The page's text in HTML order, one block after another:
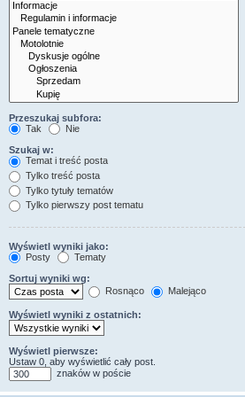
Przeszukaj subfora:
Tak
Nie
Szukaj w:
Temat i treść posta
Tylko treść posta
Tylko tytuły tematów
Tylko pierwszy post tematu
Wyświetl wyniki jako:
Posty
Tematy
Sortuj wyniki wg:
Rosnąco
Malejąco
Wyświetl wyniki z ostatnich:
Wyświetl pierwsze:
Ustaw 0, aby wyświetlić cały post.
znaków w poście